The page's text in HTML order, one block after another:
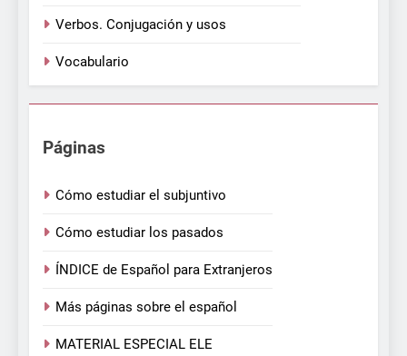
Verbos. Conjugación y usos
Vocabulario
Páginas
Cómo estudiar el subjuntivo
Cómo estudiar los pasados
ÍNDICE de Español para Extranjeros
Más páginas sobre el español
MATERIAL ESPECIAL ELE